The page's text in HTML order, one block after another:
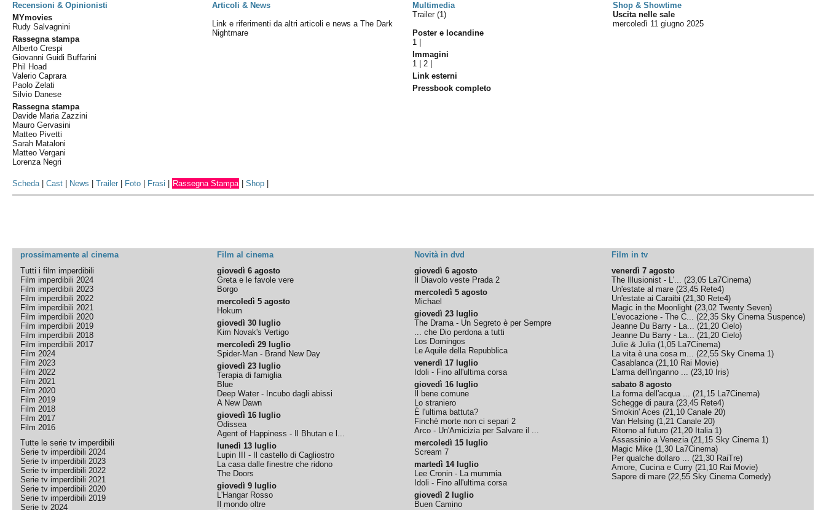
Recensioni & Opinionisti
Articoli & News Multimedia
Shop & Showtime
MYmovies
Rudy Salvagnini
Rassegna stampa
Alberto Crespi
Giovanni Guidi Buffarini
Phil Hoad
Valerio Caprara
Paolo Zelati
Silvio Danese
Rassegna stampa
Davide Maria Zazzini
Mauro Gervasini
Matteo Pivetti
Sarah Mataloni
Matteo Vergani
Lorenza Negri
Link e riferimenti da altri articoli e news a The Dark
Nightmare
Trailer (1)
Poster e locandine
1
Immagini
1 |2
Link esterni
Pressbook completo
Uscita nelle sale
mercoledì 11 giugno 2025
Scheda|Cast News |Trailer Foto Frasi Rassegna Stampa |Shop
prossimamente al cinema Film al cinema Novità in dvd
Film in tv
Tutti i film imperdibili
Film imperdibili 2024
Film imperdibili 2023
Film imperdibili 2022
Film imperdibili 2021
Film imperdibili 2020
Film imperdibili 2019
Film imperdibili 2018
Film imperdibili 2017
Film 2024
Film 2023
Film 2022
Film 2021
Film 2020
Film 2019
Film 2018
Film 2017
Film 2016
Tutte le serie tv imperdibili
Serie tv imperdibili 2024
Serie tv imperdibili 2023
Serie tv imperdibili 2022
Serie tv imperdibili 2021
Serie tv imperdibili 2020
Serie tv imperdibili 2019
Serie tv 2024
giovedì 6 agosto
Greta e le favole vere
Borgo
mercoledì 5 agosto
Hokum
giovedì 30 luglio
Kim Novak's Vertigo
mercoledì 29 luglio
Spider-Man - Brand New Day
giovedì 23 luglio
Terapia di famiglia
Blue
Deep Water - Incubo dagli abissi
A New Dawn
giovedì 16 luglio
Odissea
Agent of Happiness - Il Bhutan e l...
lunedì 13 luglio
Lupin III - Il castello di Cagliostro
La casa dalle finestre che ridono
The Doors
giovedì 9 luglio
L'Hangar Rosso
Il mondo oltre
giovedì 6 agosto
Il Diavolo veste Prada 2
mercoledì 5 agosto
Michael
giovedì 23 luglio
The Drama - Un Segreto è per Sempre
... che Dio perdona a tutti
Los Domingos
Le Aquile della Repubblica
venerdì 17 luglio
Idoli - Fino all'ultima corsa
giovedì 16 luglio
Il bene comune
Lo straniero
È l'ultima battuta?
Finchè morte non ci separi 2
Arco - Un'Amicizia per Salvare il ...
mercoledì 15 luglio
Scream 7
martedì 14 luglio
Lee Cronin - La mummia
Idoli - Fino all'ultima corsa
giovedì 2 luglio
Buen Camino
venerdì 7 agosto
The Illusionist - L'... (23,05 La7Cinema)
Un'estate al mare (23,45 Rete4)
Un'estate ai Caraibi (21,30 Rete4)
Magic in the Moonlight (23,02 Twenty Seven)
L'evocazione - The C... (22,35 Sky Cinema Suspence)
Jeanne Du Barry - La... (21,20 Cielo)
Jeanne Du Barry - La... (21,20 Cielo)
Julie & Julia(1,05 La7Cinema)
La vita è una cosa m... (22,55 Sky Cinema 1)
Casablanca(21,10 Rai Movie)
L'arma dell'inganno ... (23,10 Iris)
sabato 8 agosto
La forma dell'acqua ... (21,15 La7Cinema)
Schegge di paura(23,45 Rete4)
Smokin' Aces (21,10 Canale 20)
Van Helsing (1,21 Canale 20)
Ritorno al futuro (21,20 Italia 1)
Assassinio a Venezia(21,15 Sky Cinema 1)
Magic Mike (1,30 La7Cinema)
Per qualche dollaro ... (21,30 RaiTre)
Amore, Cucina e Curry (21,10 Rai Movie)
Sapore di mare (22,55 Sky Cinema Comedy)